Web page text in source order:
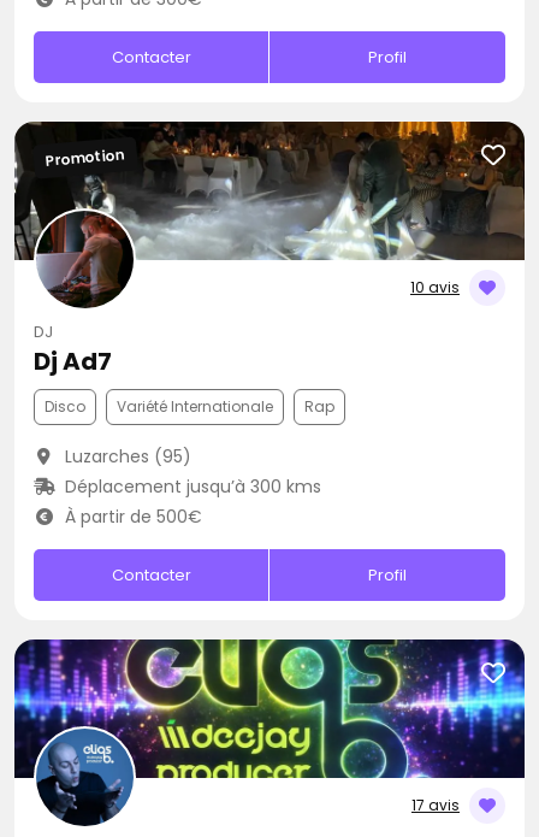
Contacter Profil
10 avis
Promotion
DJ
Dj Ad7
Disco Variété Internationale Rap
Luzarches (95)
Déplacement jusqu’à 300 kms
À partir de 500€
Contacter Profil
17 avis